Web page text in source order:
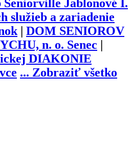
Seniorville Jablonové I.
služieb a zariadenie
| DOM SENIOROV
n. o. Senec
DIAKONIE
... Zobraziť všetko